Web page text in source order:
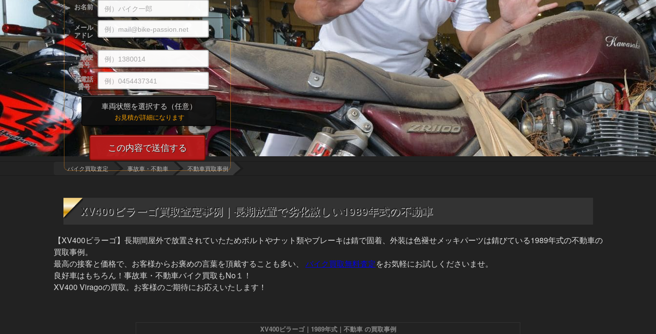
お名前
メール
アドレ
ス
〒郵便
番号
お電話
番号
車両状態を選択する （任意）
お見積が詳細になります
バイク買取査定 事故車・不動車 不動車買取事例
XV400ビラーゴ買取査定事例｜長期放置で劣化激しい1989年式の不動車
【XV400ビラーゴ】長期間屋外で放置されていたためボルトやナット類やブレーキは錆で固着、外装は色褪せメッキパーツは錆びている1989年式の不動車の
買取事例。
最高の接客と価格で、お客様からお褒めの言葉を頂戴することも多い、 バイク買取無料査定をお気軽にお試しくださいませ。
良好車はもちろん！事故車・不動車バイク買取もNo１！
XV400 Viragoの買取。お客様のご期待にお応えいたします！
XV400ビラーゴ｜1989年式｜不動車 の買取事例